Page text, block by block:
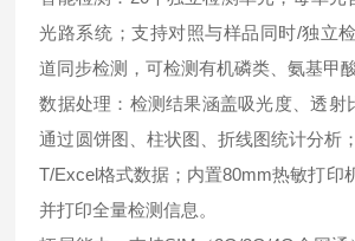
光路系统；支持对照与样品同时/独立
道同步检测，可检测有机磷类、氨基甲
数据处理：检测结果涵盖吸光度、透射
通过圆饼图、柱状图、折线图统计分析
T/Excel格式数据；内置80mm热敏打印
并打印全量检测信息。